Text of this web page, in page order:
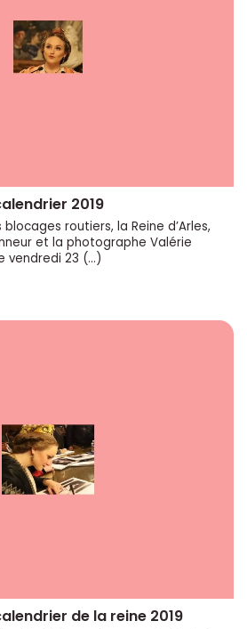
2019
routiers, la Reine d’Arles,
et la photographe Valérie
vendredi 23 (…)
de la reine 2019